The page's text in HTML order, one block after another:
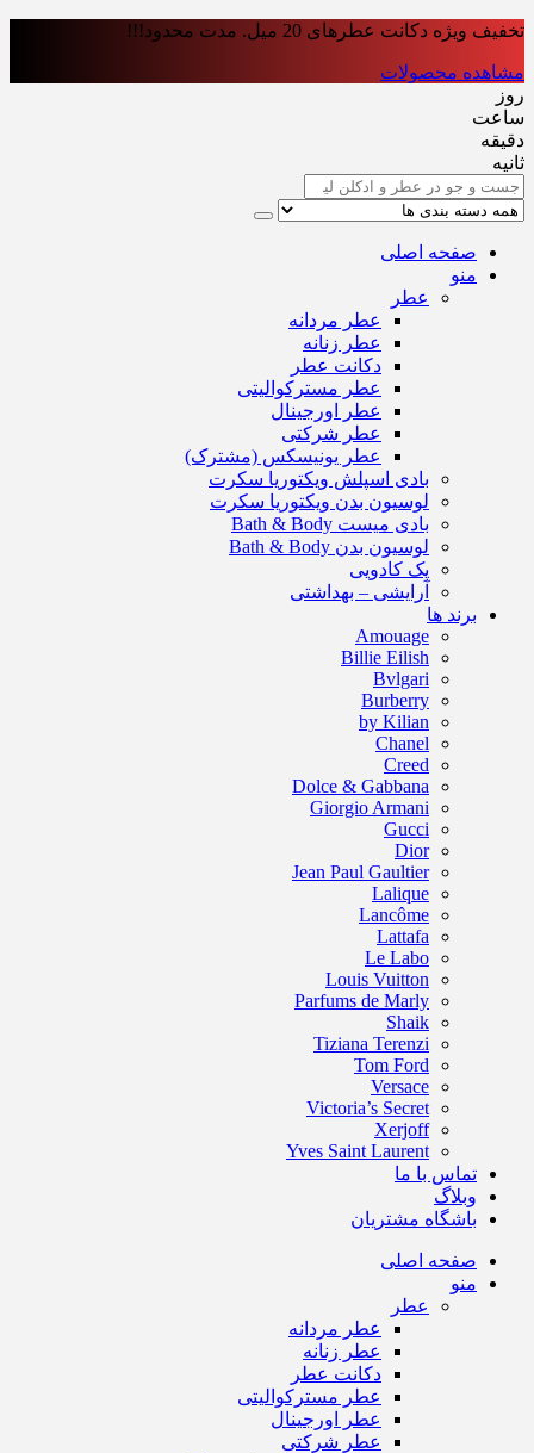
تخفیف ویژه دکانت عطرهای 20 میل. مدت محدود!!!
مشاهده محصولات
روز
ساعت‌
دقیقه
ثانیه
صفحه اصلی
منو
عطر
عطر مردانه
عطر زنانه
دکانت عطر
عطر مسترکوالیتی
عطر اورجینال
عطر شرکتی
عطر یونیسکس (مشترک)
بادی اسپلش ویکتوریا سکرت
لوسیون بدن ویکتوریا سکرت
بادی میست Bath & Body
لوسیون بدن Bath & Body
پک کادویی
آرایشی – بهداشتی
برند ها
Amouage
Billie Eilish
Bvlgari
Burberry
by Kilian
Chanel
Creed
Dolce & Gabbana
Giorgio Armani
Gucci
Dior
Jean Paul Gaultier
Lalique
Lancôme
Lattafa
Le Labo
Louis Vuitton
Parfums de Marly
Shaik
Tiziana Terenzi
Tom Ford
Versace
Victoria’s Secret
Xerjoff
Yves Saint Laurent
تماس با ما
وبلاگ
باشگاه مشتریان
صفحه اصلی
منو
عطر
عطر مردانه
عطر زنانه
دکانت عطر
عطر مسترکوالیتی
عطر اورجینال
عطر شرکتی